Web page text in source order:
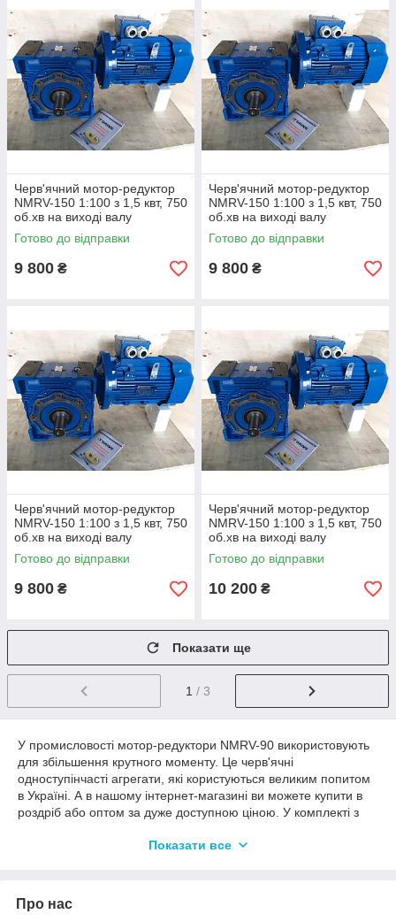
Черв'ячний мотор-редуктор
NMRV-150 1:100 з 1,5 квт, 750
об.хв на виході валу
редуктора 7,5 про.хв
Готово до відправки
9 800 ₴
Черв'ячний мотор-редуктор
NMRV-150 1:100 з 1,5 квт, 750
об.хв на виході валу
редуктора 7,5 про.хв
Готово до відправки
9 800 ₴
Черв'ячний мотор-редуктор
NMRV-150 1:100 з 1,5 квт, 750
об.хв на виході валу
редуктора 7,5 про.хв
Готово до відправки
9 800 ₴
Черв'ячний мотор-редуктор
NMRV-150 1:100 з 1,5 квт, 750
об.хв на виході валу
редуктора 7,5 про.хв
Готово до відправки
10 200 ₴
Показати ще
1 / 3
У промисловості мотор-редуктори NMRV-90 використовують
для збільшення крутного моменту. Це черв'ячні
одноступінчасті агрегати, які користуються великим попитом
в Україні. А в нашому інтернет-магазині ви можете купити в
роздріб або оптом за дуже доступною ціною. У комплекті з
досягає 5,5 кВт. Серед більш ніж ста моделей механізмів ви
Показати все
Про нас